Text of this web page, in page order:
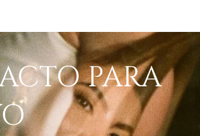
Iniciar sesión
PARA